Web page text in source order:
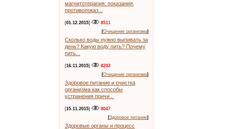
магнитотерапия: показания,
противопоказ...
[01.12.2015]
8511
[Очищение организма]
Сколько воды нужно выпивать за
день? Какую воду пить? Почему
пить...
[16.11.2015]
8202
[Очищение организма]
Здоровое питание и очистка
организма как способы
устранения причи...
[15.11.2015]
8047
[Здоровое питание]
Здоровые органы и процесс